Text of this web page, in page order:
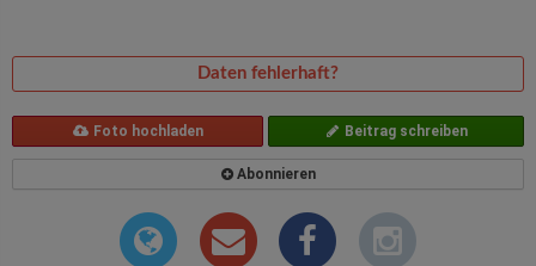
Daten fehlerhaft?
Foto hochladen Beitrag schreiben
Abonnieren